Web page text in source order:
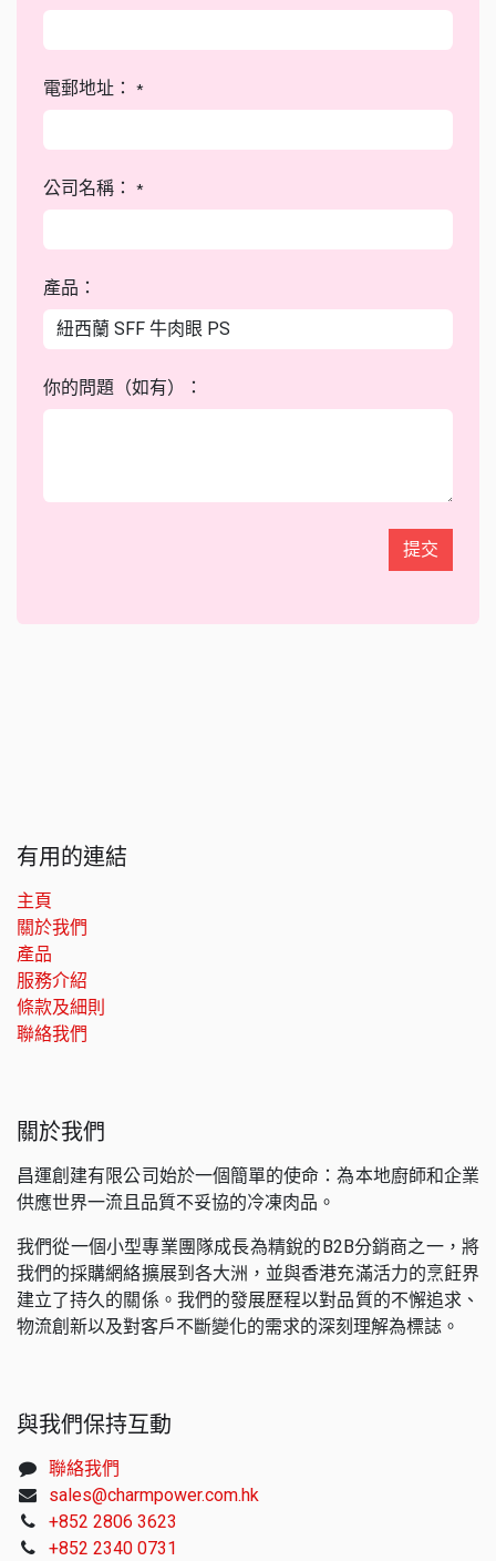
電郵地址： *
公司名稱： *
產品：
你的問題（如有）：
提交
有用的連結
主頁
關於我們
產品
服務介紹
條款及細則
聯絡我們
關於我們
昌運創建有限公司始於一個簡單的使命：為本地廚師和企業
供應世界一流且品質不妥協的冷凍肉品。
我們從一個小型專業團隊成長為精銳的B2B分銷商之一，將
我們的採購網絡擴展到各大洲，並與香港充滿活力的烹飪界
建立了持久的關係。我們的發展歷程以對品質的不懈追求、
物流創新以及對客戶不斷變化的需求的深刻理解為標誌。
與我們保持互動
聯絡我們
sales@charmpower.com.hk
+852 2806 3623
+852 2340 0731